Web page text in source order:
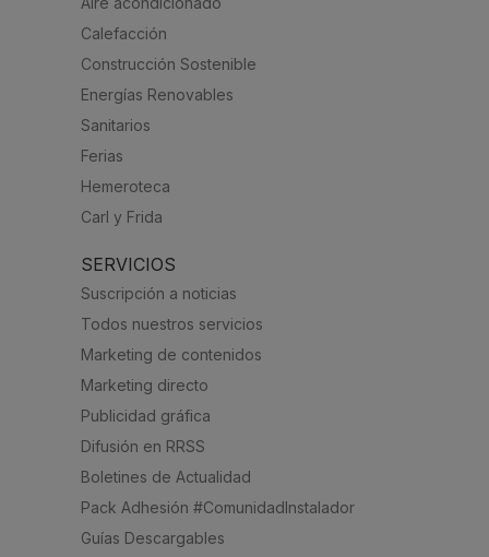
Calefacción
Construcción Sostenible
Energías Renovables
Sanitarios
Ferias
Hemeroteca
Carl y Frida
SERVICIOS
Suscripción a noticias
Todos nuestros servicios
Marketing de contenidos
Marketing directo
Publicidad gráfica
Difusión en RRSS
Boletines de Actualidad
Pack Adhesión #ComunidadInstalador
Guías Descargables